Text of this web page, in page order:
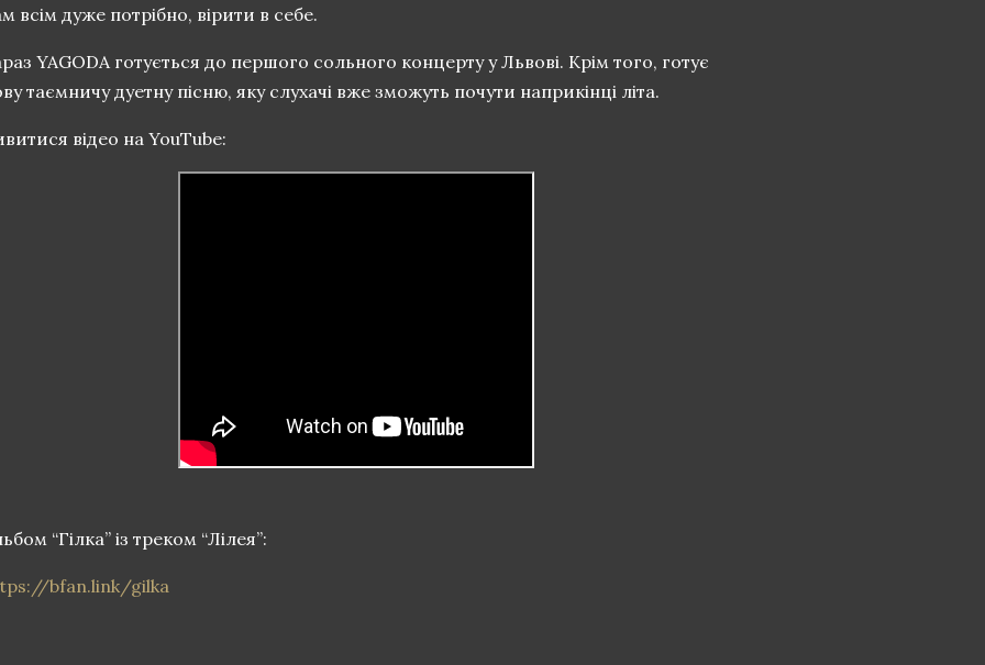
всім дуже потрібно, вірити в себе.
YAGODA готується до першого сольного концерту у Львові. Крім того, готує
таємничу дуетну пісню, яку слухачі вже зможуть почути наприкінці літа.
відео на YouTube:
“Гілка” із треком “Лілея”:
bfan.link/gilka